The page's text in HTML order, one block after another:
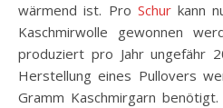
wärmend ist. Pro Schurkann
Kaschmirwolle gewonnen
produziert pro Jahr ungefähr
Herstellung eines Pullovers
Gramm Kaschmirgarn